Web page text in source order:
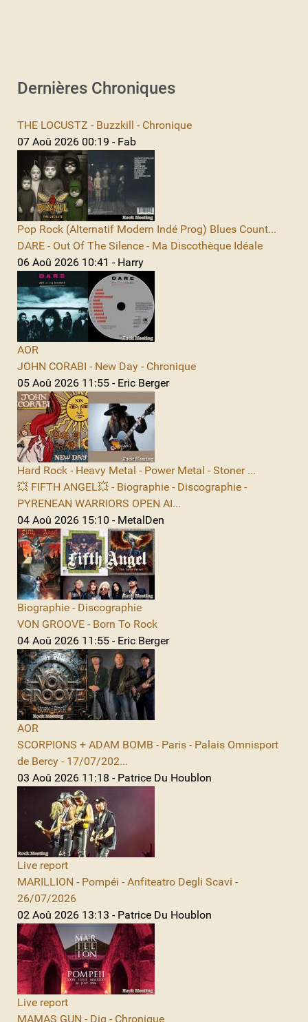
Dernières Chroniques
THE LOCUSTZ - Buzzkill - Chronique
07 Aoû 2026 00:19 - Fab
Pop Rock (Alternatif Modern Indé Prog) Blues Count...
DARE - Out Of The Silence - Ma Discothèque Idéale
06 Aoû 2026 10:41 - Harry
AOR
JOHN CORABI - New Day - Chronique
05 Aoû 2026 11:55 - Eric Berger
Hard Rock - Heavy Metal - Power Metal - Stoner ...
💥 FIFTH ANGEL💥 - Biographie - Discographie -
PYRENEAN WARRIORS OPEN AI...
04 Aoû 2026 15:10 - MetalDen
Biographie - Discographie
VON GROOVE - Born To Rock
04 Aoû 2026 11:55 - Eric Berger
AOR
SCORPIONS + ADAM BOMB - Paris - Palais Omnisport
de Bercy - 17/07/202...
03 Aoû 2026 11:18 - Patrice Du Houblon
Live report
MARILLION - Pompéi - Anfiteatro Degli Scavi -
26/07/2026
02 Aoû 2026 13:13 - Patrice Du Houblon
Live report
MAMAS GUN - Dig - Chronique